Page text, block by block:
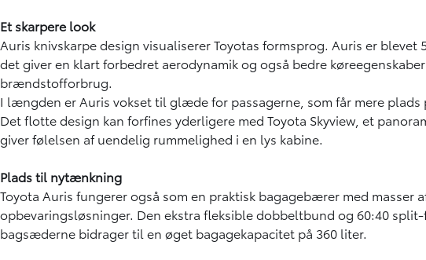
Et skarpere look
Auris knivskarpe design visualiserer Toyotas formsprog. Auris er blevet
det giver en klart forbedret aerodynamik og også bedre
brændstofforbrug.
I længden er Auris vokset til glæde for passagerne, som får mere plads
Det flotte design kan forfines yderligere med Toyota Skyview, et
giver følelsen af uendelig rummelighed i en lys kabine.
Plads til nytænkning
Toyota Auris fungerer også som en praktisk bagagebærer med masser
opbevaringsløsninger. Den ekstra fleksible dobbeltbund og 60:40
bagsæderne bidrager til en øget bagagekapacitet på 360 liter.